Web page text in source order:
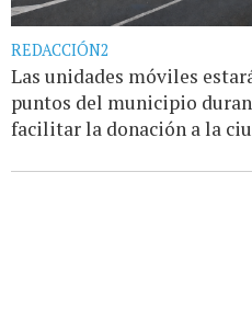
REDACCIÓN2
Las unidades móviles
puntos del municipio
facilitar la donación a la